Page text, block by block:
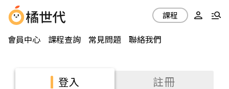
會員中心 課程查詢 常見問題 聯絡我們
課程
登入 註冊